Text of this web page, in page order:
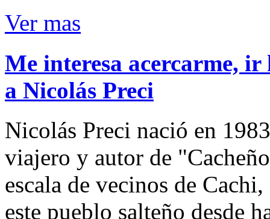
Ver mas
Me interesa acercarme,
a Nicolás Preci
Nicolás Preci nació en
viajero y autor de
escala de vecinos de
este pueblo salteño desde